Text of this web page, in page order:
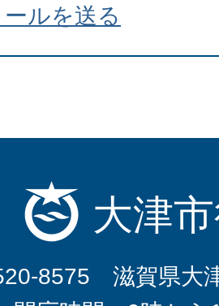
ルを送る
大津
8575 滋賀県大